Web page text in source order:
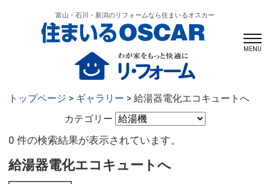
富山・石川・新潟のリフォームなら住まいるオスカー
MENU
トップページ > ギャラリー > 給湯器電化エコキュートへ
カテゴリー
0 件の検索結果が表示されています。
給湯器電化エコキュートへ